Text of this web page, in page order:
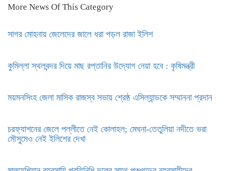
More News Of This Category
সাগর মোহনায় জেলেদের জালে ধরা পড়ল রাজা ইলিশ
কুমিল্লা স্থলবন্দর দিয়ে মাছ রপ্তানির উদ্যোগ নেয়া হবে : কৃষিমন্ত্রী
ময়মনসিংহ জেলা মাসিক রাজস্ব সভায় শ্রেষ্ঠ এসিল্যান্ডকে সম্মাননা প্রদান
চরফ্যাশনের জেলে পল্লীতে নেই কোলাহল; মেঘনা-তেতুলিয়া নদীতে ভরা
মৌসুমেও নেই ইলিশের দেখা